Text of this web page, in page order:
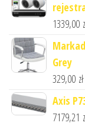
1339,00
Grey
329,00 zł
Axis
7179,21